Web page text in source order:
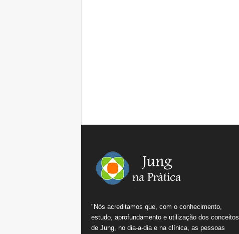
"Nós acreditamos que, com o conhecimento,
estudo, aprofundamento e utilização dos conceitos
de Jung, no dia-a-dia e na clínica, as pessoas